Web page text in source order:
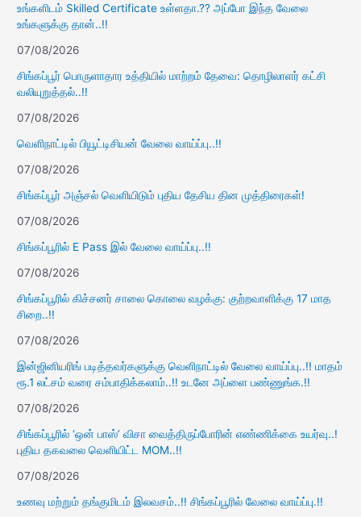
உங்களிடம் Skilled Certificate உள்ளதா.?? அப்போ இந்த வேலை
உங்களுக்கு தான்..!!
07/08/2026
சிங்கப்பூர் பொருளாதார உத்தியில் மாற்றம் தேவை: தொழிலாளர் கட்சி
வலியுறுத்தல்..!!
07/08/2026
வெளிநாட்டில் பியூட்டிசியன் வேலை வாய்ப்பு..!!
07/08/2026
சிங்கப்பூர் அஞ்சல் வெளியிடும் புதிய தேசிய தின முத்திரைகள்!
07/08/2026
சிங்கப்பூரில் E Pass இல் வேலை வாய்ப்பு..!!
07/08/2026
சிங்கப்பூரில் கிச்சனர் சாலை கொலை வழக்கு: குற்றவாளிக்கு 17 மாத
சிறை..!!
07/08/2026
இன்ஜினியரிங் படித்தவர்களுக்கு வெளிநாட்டில் வேலை வாய்ப்பு..!! மாதம்
ரூ.1 லட்சம் வரை சம்பாதிக்கலாம்..!! உடனே அப்ளை பண்ணுங்க.!!
07/08/2026
சிங்கப்பூரில் ‘ஒன் பாஸ்’ விசா வைத்திருப்போரின் எண்ணிக்கை உயர்வு..!
புதிய தகவலை வெளியிட்ட MOM..!!
07/08/2026
உணவு மற்றும் தங்குமிடம் இலவசம்..!! சிங்கப்பூரில் வேலை வாய்ப்பு.!!